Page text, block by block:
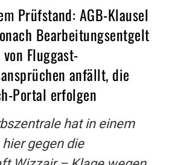
Prüfstand: AGB-Klausel
Bearbeitungsentgelt
Fluggast-
anfällt, die
Portal erfolgen
hat in einem
gegen die